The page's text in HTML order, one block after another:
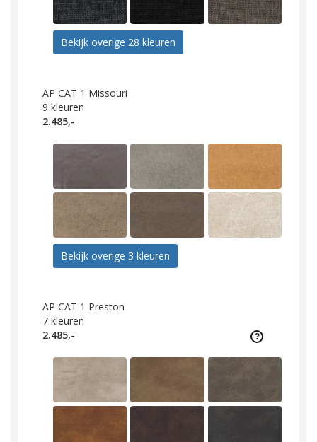
Bekijk overige 28 kleuren
AP CAT 1 Missouri
9 kleuren
2.485,-
Bekijk overige 3 kleuren
AP CAT 1 Preston
7 kleuren
2.485,-